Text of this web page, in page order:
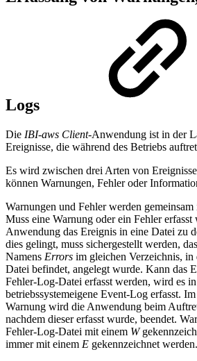
Logs
Die IBI-aws Client-Anwendung ist in der
Ereignisse, die während des Betriebs
Es wird zwischen drei Arten von
können Warnungen, Fehler oder
Warnungen und Fehler werden gemeinsam
Muss eine Warnung oder ein Fehler erfasst
Anwendung das Ereignis in eine Datei zu
dies gelingt, muss sichergestellt werden,
Namens Errors im gleichen Verzeichnis,
Datei befindet, angelegt wurde. Kann das
Fehler-Log-Datei erfasst werden, wird es
betriebssystemeigene Event-Log erfasst.
Warnung wird die Anwendung beim
nachdem dieser erfasst wurde, beendet.
Fehler-Log-Datei mit einem W
immer mit einem E gekennzeichnet werden.